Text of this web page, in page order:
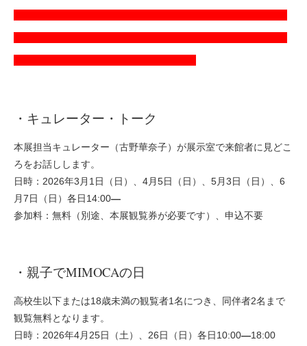
・キュレーター・トーク
本展担当キュレーター（古野華奈子）が展示室で来館者に見どこ
ろをお話しします。
日時：2026年3月1日（日）、4月5日（日）、5月3日（日）、6
月7日（日）各日14:00―
参加料：無料（別途、本展観覧券が必要です）、申込不要
・親子でMIMOCAの日
高校生以下または18歳未満の観覧者1名につき、同伴者2名まで
観覧無料となります。
日時：2026年4月25日（土）、26日（日）各日10:00―18:00